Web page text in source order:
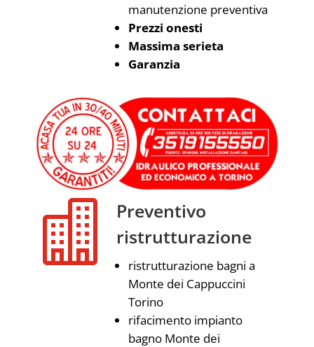
manutenzione preventiva
Prezzi onesti
Massima serieta
Garanzia

Preventivo
ristrutturazione
ristrutturazione bagni a
Monte dei Cappuccini
Torino
rifacimento impianto
bagno Monte dei